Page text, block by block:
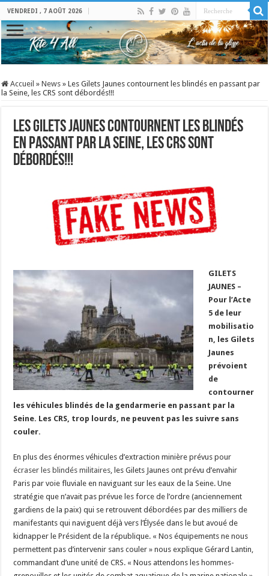
VENDREDI , 7 AOÛT 2026
Accueil » News » Les Gilets Jaunes contournent les blindés en passant par
la Seine, les CRS sont débordés!!!
Les Gilets Jaunes contournent les blindés
en passant par la Seine, les CRS sont
débordés!!!
GILETS
JAUNES –
Pour l’Acte
5 de leur
mobilisatio
n, les Gilets
Jaunes
prévoient
de
contourner
les véhicules blindés de la gendarmerie en passant par la
Seine. Les CRS, trop lourds, ne peuvent pas les suivre sans
couler.
En plus des énormes véhicules d’extraction minière prévus pour
écraser les blindés militaires , les Gilets Jaunes ont prévu d’envahir
Paris par voie fluviale en naviguant sur les eaux de la Seine. Une
stratégie que n’avait pas prévue les force de l’ordre (anciennement
gardiens de la paix) qui se retrouvent débordées par des milliers de
manifestants qui naviguent déjà vers l’Élysée dans le but avoué de
kidnapper le Président de la république. « Nos équipements ne nous
permettent pas d’intervenir sans couler » nous explique Gérard Lantin,
commandant d’une unité de CRS. « Nous attendons les hommes-